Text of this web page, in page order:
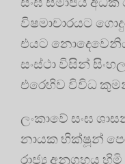
විෂමාචාරයට
එයට
සංස්ථා විසින්
එරෙහිව විවිධ
ලංකාවේ සංඝ
නායක භික්ෂූන්
රාජ්‍ය අනුග්‍රහය